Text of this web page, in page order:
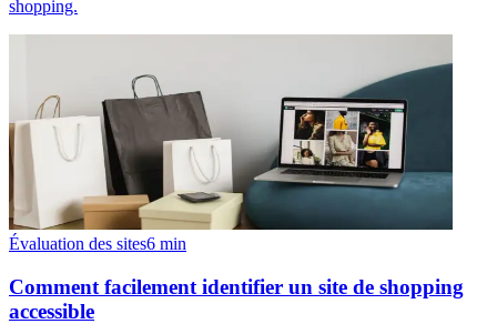
shopping.
Évaluation des sites6 min
Comment facilement identifier un site de shopping
accessible